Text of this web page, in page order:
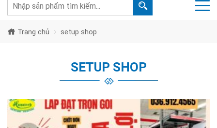
Trang chủ setup shop
SETUP SHOP